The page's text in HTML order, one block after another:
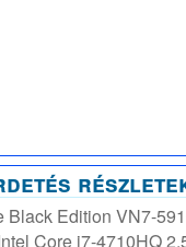
Black Edition VN7-
Core i7-4710HQ